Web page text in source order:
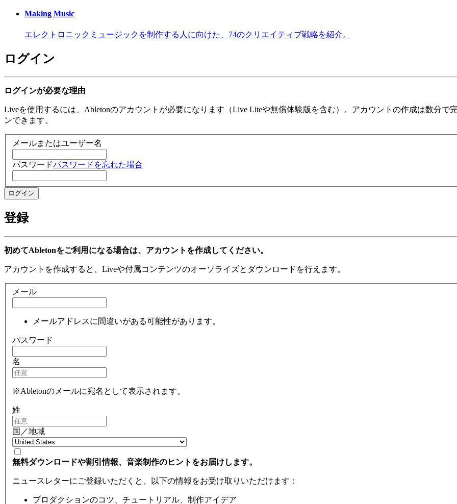
Making Music
エレクトロニックミュージックを制作する人に向けた、74のクリエイティブ戦略を紹介。
ログイン
ログインが必要な理由
Liveを使用するには、Abletonのアカウントが必要になります（Live Liteや無償体験版を含む）。アカウントの作成は数分
ンできます。
メールまたはユーザー名
パスワードパスワードを忘れた場合
登録
初めてAbletonをご利用になる場合は、アカウントを作成してください。
アカウントを作成すると、Liveや付属コンテンツのオーソライズとダウンロードを行えます。
メール
メールアドレスに間違いがある可能性があります。
パスワード
名
※Abletonのメールに宛名として表示されます。
姓
国／地域
無料ダウンロードや割引情報、音楽制作のヒントをお届けします。
ニュースレターにご登録いただくと、以下の情報をお受け取りいただけます：
プロダクションのコツ、チュートリアル、制作アイデア